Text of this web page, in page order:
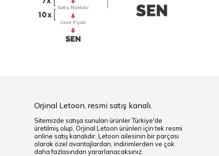
Orjinal Letoon, resmi satış kanalı.
Sitemizde satışa sunulan ürünler Türkiye'de
üretilmiş olup, Orjinal Letoon ürünleri için tek resmi
online satış kanalıdır. Letoon ailesinin bir parçası
olarak özel avantajlardan, indirimlerden ve çok
daha fazlasından yararlanacaksınız.